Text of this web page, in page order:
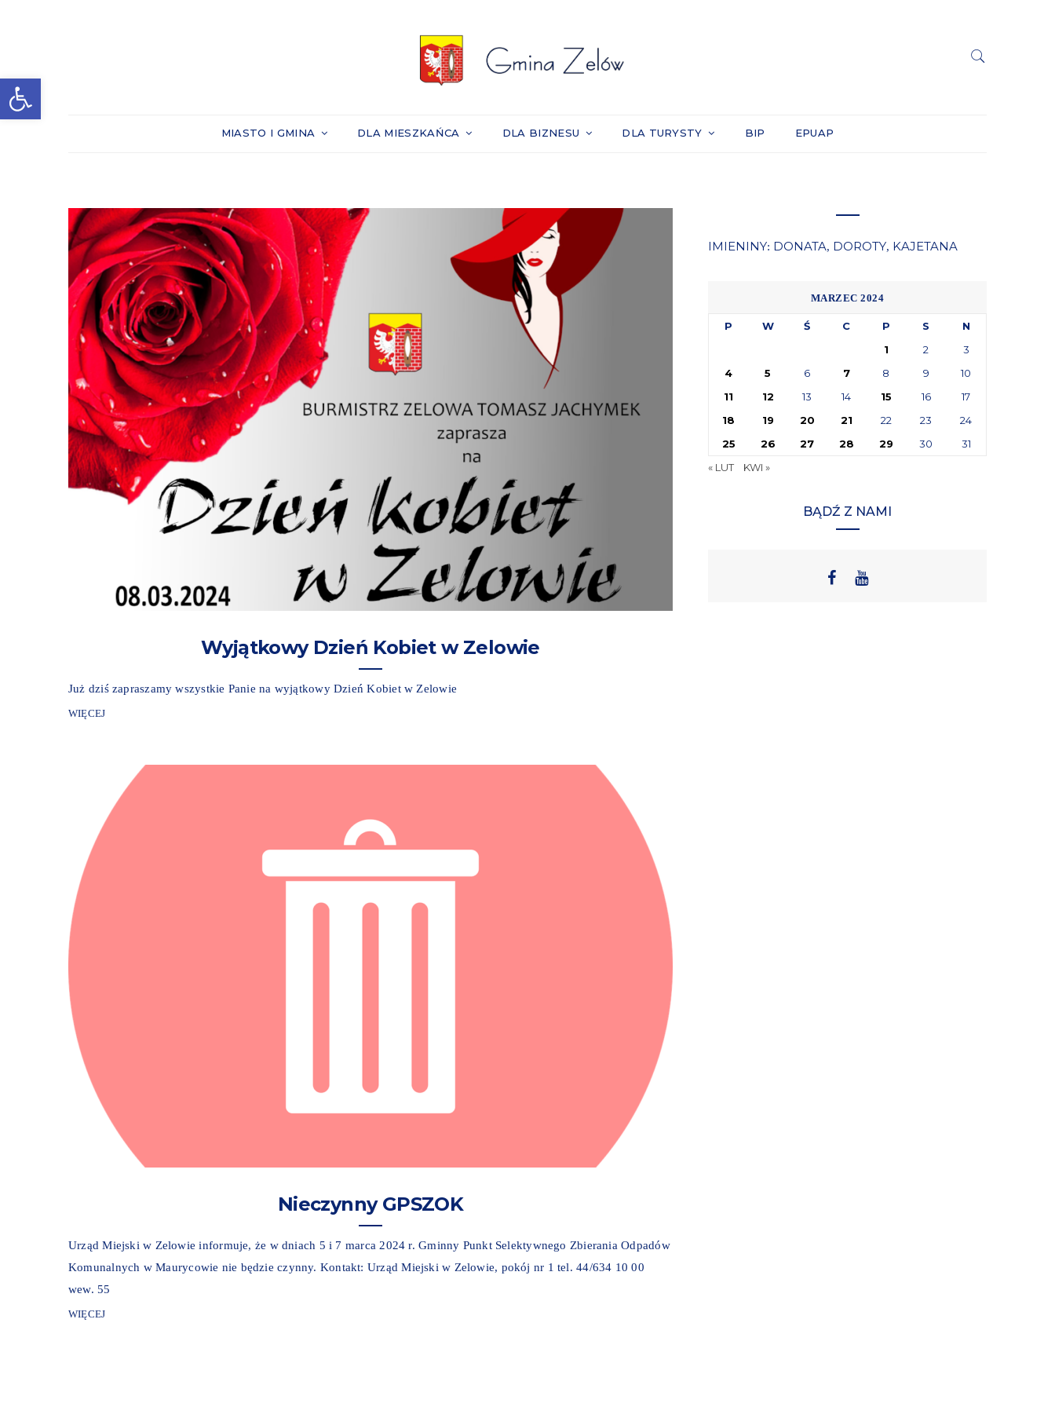
Otwórz pasek narzędzi
MIASTO I GMINA DLA MIESZKAŃCA DLA BIZNESU DLA TURYSTY BIP EPUAP
Wyjątkowy Dzień Kobiet w Zelowie
Już dziś zapraszamy wszystkie Panie na wyjątkowy Dzień Kobiet w Zelowie
WIĘCEJ
Nieczynny GPSZOK
Urząd Miejski w Zelowie informuje, że w dniach 5 i 7 marca 2024 r. Gminny Punkt Selektywnego Zbierania Odpadów
Komunalnych w Maurycowie nie będzie czynny. Kontakt: Urząd Miejski w Zelowie, pokój nr 1 tel. 44/634 10 00
wew. 55
WIĘCEJ
IMIENINY: DONATA, DOROTY, KAJETANA
MARZEC 2024
P W Ś C P S
N
1
2
3
4
5 6 7 8 9
10
11
12 13 14 15 16
17
18
19 20 21 22 23
24
25
26 27 28 29 30
31
« LUT
KWI »
BĄDŹ Z NAMI